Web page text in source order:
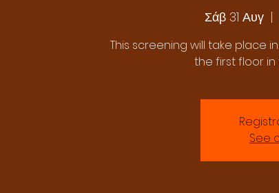
Σάβ 31 Αυγ
  |
This screening will take place
the first floor in
See